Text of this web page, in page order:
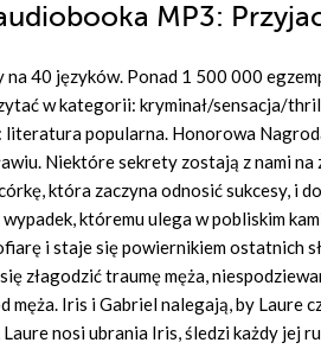
MP3:
na 40 języków. Ponad 1 500 000
w kategorii: kryminał/sensacja/
popularna. Honorowa
Niektóre sekrety zostają z nami
która zaczyna odnosić sukcesy, i
któremu ulega w pobliskim
i staje się powiernikiem ostatnich
złagodzić traumę męża,
męża. Iris i Gabriel nalegają, by Laure
nosi ubrania Iris, śledzi każdy jej